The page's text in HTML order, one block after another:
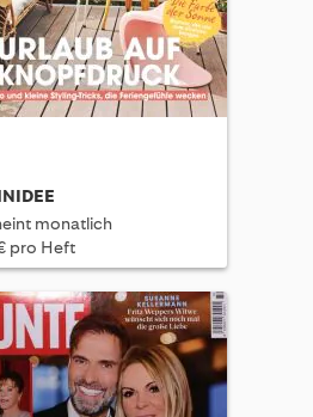
monatlich
pro Heft